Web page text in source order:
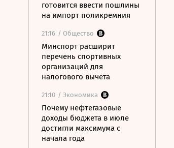
готовится ввести пошлины
на импорт поликремния
21:16 / Общество
Минспорт расширит
перечень спортивных
организаций для
налогового вычета
21:10 / Экономика
Почему нефтегазовые
доходы бюджета в июле
достигли максимума с
начала года